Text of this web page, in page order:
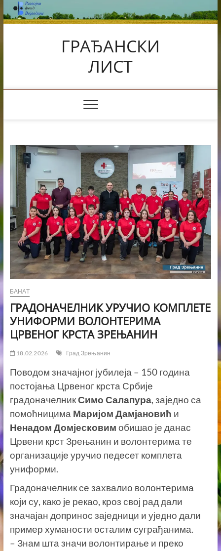
Skip
to
content
ГРАЂАНСКИ
ЛИСТ
БАНАТ
ГРАДОНАЧЕЛНИК УРУЧИО КОМПЛЕТЕ
УНИФОРМИ ВОЛОНТЕРИМА
ЦРВЕНОГ КРСТА ЗРЕЊАНИН
18.02.2026 Град Зрењанин
Поводом значајног јубилеја – 150 година
постојања Црвеног крста Србије
градоначелникСимо Салапура, заједно са
помоћницима Маријом Дамјановић и
Ненадом Домјесковим обишао је данас
Црвени крст Зрењанин и волонтерима те
организације уручио педесет комплета
униформи.
Градоначелник се захвалио волонтерима
који су, како је рекао, кроз свој рад дали
значајан допринос заједници и уједно дали
пример хуманости осталим суграђанима.
– Знам шта значи волонтирање и преко